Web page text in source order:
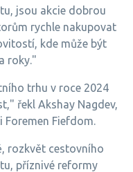
jsou akcie dobrou
rychle nakupovat
kde může být
roky."
trhu v roce 2024
řekl Akshay Nagdev,
Fiefdom.
rozkvět cestovního
příznivé reformy